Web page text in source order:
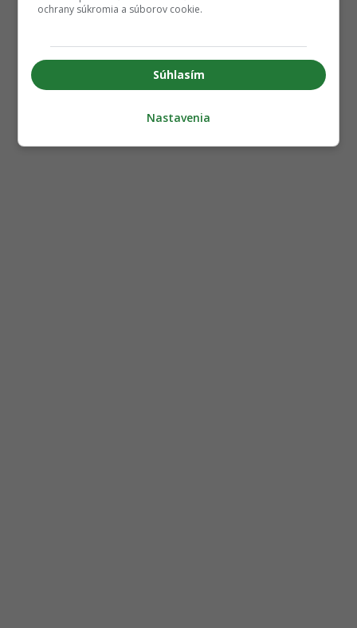
ochrany súkromia a súborov cookie.
Súhlasím
Nastavenia